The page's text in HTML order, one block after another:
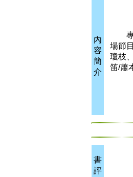
內
容
簡
介
專輯
場節
瓊枝
笛/蕭
書
評